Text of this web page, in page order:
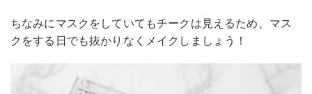
ちなみにマスクをしていてもチークは見えるため、マス
クをする日でも抜かりなくメイクしましょう！